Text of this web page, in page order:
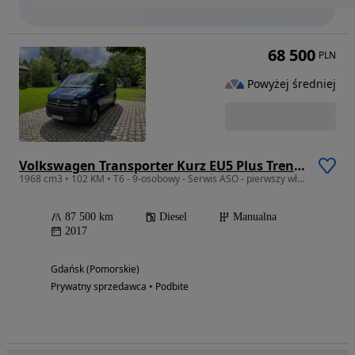
Volkswagen Transporter Kurz EU5 Plus Trendline
1968 cm3 • 102 KM • T6 - 9-osobowy - Serwis ASO - pierwszy właściciel - niski przebieg
87 500 km Diesel
Manualna
2017
Gdańsk (Pomorskie)
Prywatny sprzedawca • Podbite
68 500 PLN
Powyżej średniej